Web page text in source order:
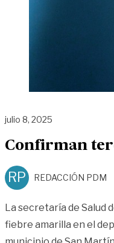
julio 8, 2025
Confirman
RP REDACCIÓN PDM
La secretaría de Salud
fiebre amarilla en el